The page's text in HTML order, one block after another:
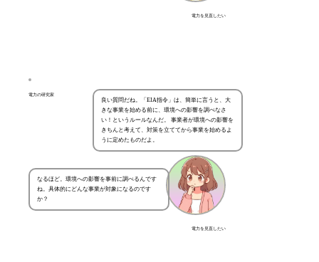
電力を見直したい
電力の研究家
良い質問だね。「EIA指令」は、簡単に言うと、大
きな事業を始める前に、環境への影響を調べなさ
い！というルールなんだ。 事業者が環境への影響を
きちんと考えて、対策を立ててから事業を始めるよ
うに定めたものだよ。
電力を見直したい
なるほど。環境への影響を事前に調べるんです
ね。具体的にどんな事業が対象になるのです
か？